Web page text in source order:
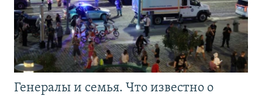
Генералы и семья. Что известно о